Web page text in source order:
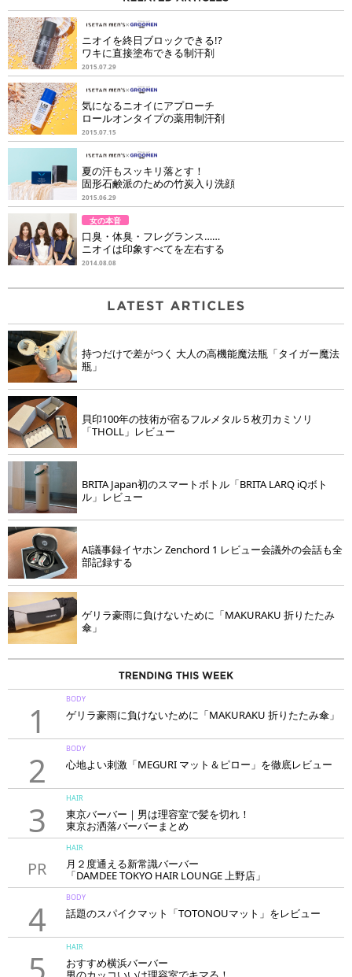
ニオイを終日ブロックできる!?
ワキに直接塗布できる制汗剤
2015.07.29
気になるニオイにアプローチ
ロールオンタイプの薬用制汗剤
2015.07.15
夏の汗もスッキリ落とす！
固形石鹸派のための竹炭入り洗顔
2015.06.29
女の本音
口臭・体臭・フレグランス……
ニオイは印象すべてを左右する
2014.08.08
持つだけで差がつく 大人の高機能魔法瓶「タイガー魔法
瓶」
貝印100年の技術が宿るフルメタル５枚刃カミソリ
「THOLL」レビュー
BRITA Japan初のスマートボトル「BRITA LARQ iQボト
ル」レビュー
AI議事録イヤホン Zenchord 1 レビュー会議外の会話も全
部記録する
ゲリラ豪雨に負けないために「MAKURAKU 折りたたみ
傘」
1
BODY
ゲリラ豪雨に負けないために「MAKURAKU 折りたたみ傘」
2
BODY
心地よい刺激「MEGURI マット＆ピロー」を徹底レビュー
3
HAIR
東京バーバー｜男は理容室で髪を切れ！
東京お洒落バーバーまとめ
PR
HAIR
月２度通える新常識バーバー
「DAMDEE TOKYO HAIR LOUNGE 上野店」
4
BODY
話題のスパイクマット「TOTONOUマット」をレビュー
HAIR
おすすめ横浜バーバー